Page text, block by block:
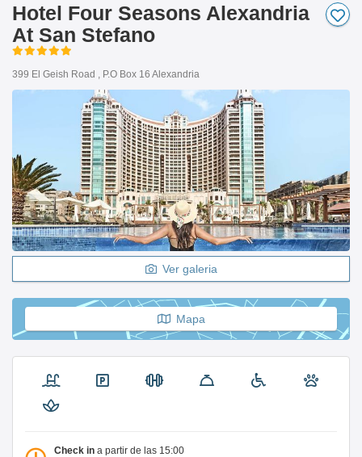
Hotel Four Seasons Alexandria
At San Stefano
399 El Geish Road , P.O Box 16 Alexandria
Ver galeria
Mapa
Check in a partir de las 15:00